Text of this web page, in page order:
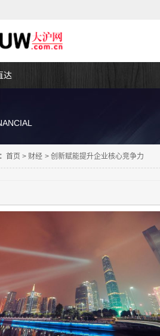
达
首页 > 财经 > 创新赋能提升企业核心竞争力